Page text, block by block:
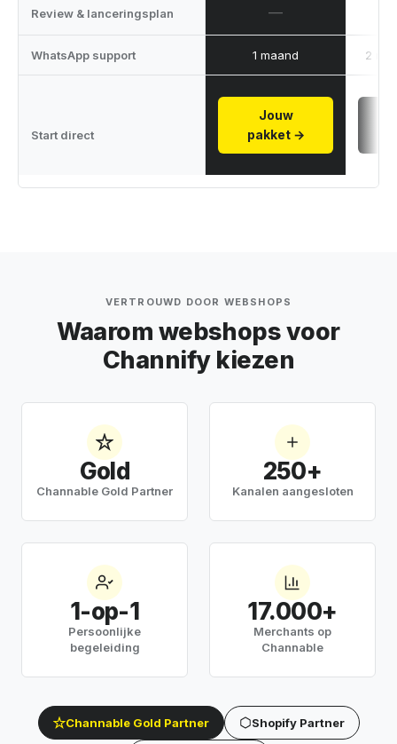
Review & lanceringsplan —
WhatsApp support 1 maand 2
Start direct
Jouw
pakket →
VERTROUWD DOOR WEBSHOPS
Waarom webshops voor
Channify kiezen
Gold
Channable Gold Partner
250+
Kanalen aangesloten
1-op-1
Persoonlijke
begeleiding
17.000+
Merchants op
Channable
Channable Gold Partner Shopify Partner